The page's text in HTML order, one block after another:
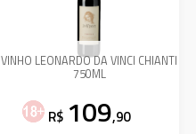
VINHO LEONARDO DA VINCI CHIANTI
750ML
R$ 109,90